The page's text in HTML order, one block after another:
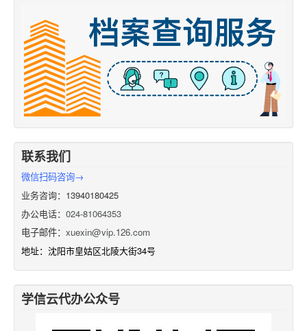
联系我们
微信扫码咨询→
业务咨询：13940180425
办公电话： 024-81064353
电子邮件： xuexin@vip.126.com
地址：沈阳市皇姑区北陵大街34号
学信云代办公众号